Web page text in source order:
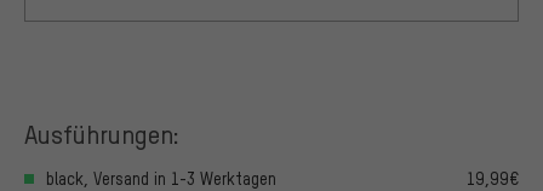
Ausführungen:
black, Versand in 1-3 Werktagen 19,99€